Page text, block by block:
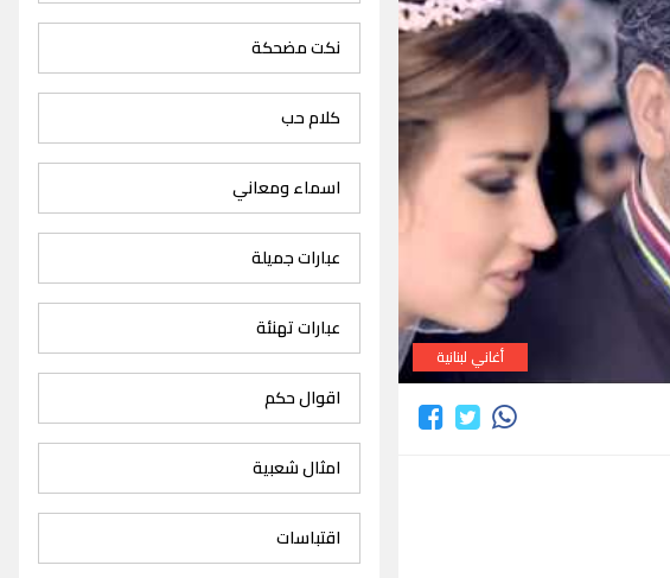
أغاني لبنانية
نكت مضحكة
كلام حب
اسماء ومعاني
عبارات جميلة
عبارات تهنئة
اقوال حكم
امثال شعبية
اقتباسات